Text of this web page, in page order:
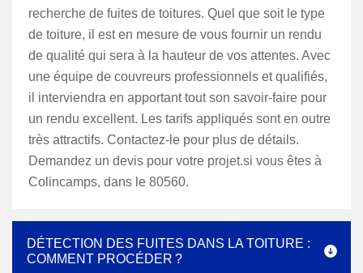
recherche de fuites de toitures. Quel que soit le type
de toiture, il est en mesure de vous fournir un rendu
de qualité qui sera à la hauteur de vos attentes. Avec
une équipe de couvreurs professionnels et qualifiés,
il interviendra en apportant tout son savoir-faire pour
un rendu excellent. Les tarifs appliqués sont en outre
très attractifs. Contactez-le pour plus de détails.
Demandez un devis pour votre projet.si vous êtes à
Colincamps, dans le 80560.
DÉTECTION DES FUITES DANS LA TOITURE :
COMMENT PROCÉDER ?